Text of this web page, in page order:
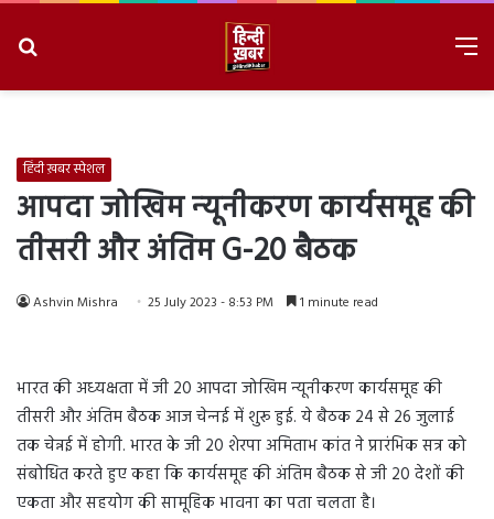
हिंदी ख़बर स्पेशल
आपदा जोखिम न्‍यूनीकरण कार्यसमूह की
तीसरी और अंतिम G-20 बैठक
Ashvin Mishra 25 July 2023 - 8:53 PM 1 minute read
भारत की अध्‍यक्षता में जी 20 आपदा जोखिम न्‍यूनीकरण कार्यसमूह की
तीसरी और अंतिम बैठक आज चेन्‍नई में शुरू हुई. ये बैठक 24 से 26 जुलाई
तक चेन्नई में होगी. भारत के जी 20 शेरपा अमिताभ कांत ने प्रारंभिक सत्र को
संबोधित करते हुए कहा कि कार्यसमूह की अंतिम बैठक से जी 20 देशों की
एकता और सहयोग की सामूहिक भावना का पता चलता है।